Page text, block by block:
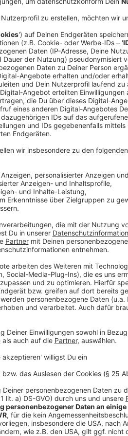
Das neue Programmheft liegt ab
digital verfügbar.
Besonderen Wert hat das
wieder einen Mix aus vielen
Veranstaltungen zu buche. Als
zahlreichen Preisen ausgezeichnet
Solopfaden kehren bekannte
Köfer, die man von der
Programm in der Aula des
mehr wegzudenkenden satirischen
Nachtschnittchen runden die
Darüber hinaus wird es neben der
für Kinder sowie ein Theater für die
Inszenierungen mit verschiedenen
lassen die Geschichten lebendig
Die Kinder- und Jugendkultur hält in
bereit. Im Herbst stehen die
„Ich.Du.Wir. – Gemeinsam
zudem im einsA angeboten.
Im ersten Halbjahr 2026 steht ein
an. Dieser Schritt eröffnet dem
künstlerischen Austausch und
zudem erneut
Gestaltet und erstellt wurde das
nicht nur die Veranstaltungen des